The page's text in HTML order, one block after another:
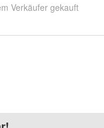
Verkäufer gekauft